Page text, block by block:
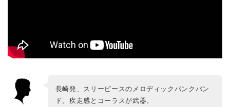
長崎発、スリーピースのメロディックパンクバン
ド。疾走感とコーラスが武器。